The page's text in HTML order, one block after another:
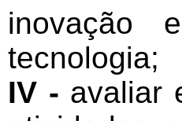
inovação
tecnologia;
IV - avaliar